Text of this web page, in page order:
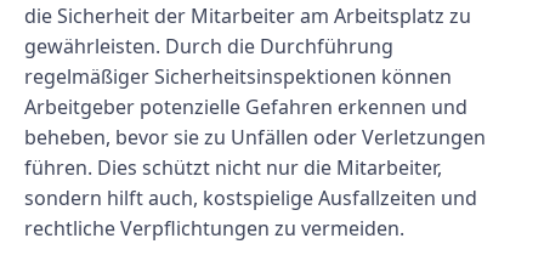
die Sicherheit der Mitarbeiter am Arbeitsplatz zu
gewährleisten. Durch die Durchführung
regelmäßiger Sicherheitsinspektionen können
Arbeitgeber potenzielle Gefahren erkennen und
beheben, bevor sie zu Unfällen oder Verletzungen
führen. Dies schützt nicht nur die Mitarbeiter,
sondern hilft auch, kostspielige Ausfallzeiten und
rechtliche Verpflichtungen zu vermeiden.